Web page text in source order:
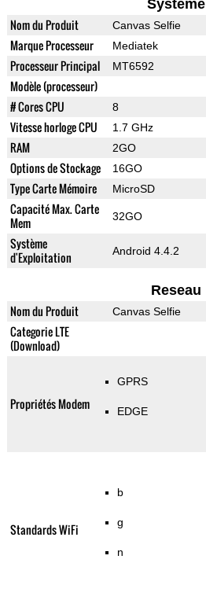
Systeme
Nom du Produit Canvas Selfie
Marque Processeur Mediatek
Processeur Principal MT6592
Modèle (processeur)
# Cores CPU 8
Vitesse horloge CPU 1.7 GHz
RAM 2GO
Options de Stockage 16GO
Type Carte Mémoire MicroSD
Capacité Max. Carte
Mem
32GO
Système
d'Exploitation
Android 4.4.2
Reseau
Nom du Produit Canvas Selfie
Categorie LTE
(Download)
Propriétés Modem
GPRS
EDGE
Standards WiFi
b
g
n